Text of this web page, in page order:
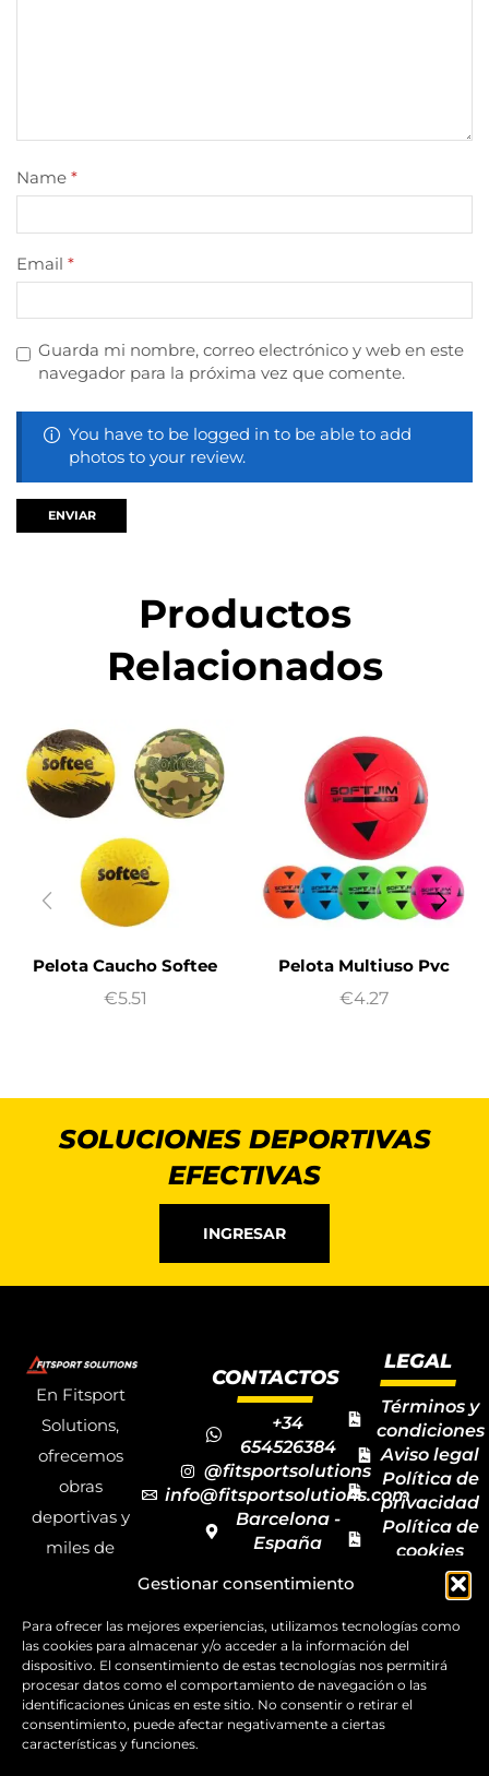
Gestionar consentimiento
Para ofrecer las mejores experiencias, utilizamos tecnologías como
las cookies para almacenar y/o acceder a la información del
dispositivo. El consentimiento de estas tecnologías nos permitirá
procesar datos como el comportamiento de navegación o las
identificaciones únicas en este sitio. No consentir o retirar el
consentimiento, puede afectar negativamente a ciertas
características y funciones.
Name *
Email *
Guarda mi nombre, correo electrónico y web en este
navegador para la próxima vez que comente.
You have to be logged in to be able to add
photos to your review.
Productos
Relacionados
Pelota Caucho Softee
€5.51
Pelota Multiuso Pvc
€4.27
SOLUCIONES DEPORTIVAS
EFECTIVAS
INGRESAR
En Fitsport
Solutions,
ofrecemos
obras
deportivas y
miles de
deportivos
para todas las
disciplinas,
garantizando
CONTACTOS
+34
654526384
@fitsportsolutions
info@fitsportsolutions.com
Barcelona -
España
de contacto
LEGAL
Términos y
condiciones
Aviso legal
Política de
privacidad
Política de
cookies
Mapa del
sitio